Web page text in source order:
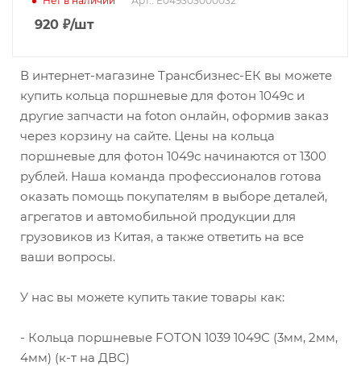
920 ₽/шт
В интернет-магазине Трансбизнес-ЕК вы можете
купить кольца поршневые для фотон 1049с и
другие запчасти на foton онлайн, оформив заказ
через корзину на сайте. Цены на кольца
поршневые для фотон 1049с начинаются от 1300
рублей. Наша команда профессионалов готова
оказать помощь покупателям в выборе деталей,
агрегатов и автомобильной продукции для
грузовиков из Китая, а также ответить на все
ваши вопросы.
У нас вы можете купить такие товары как:
- Кольца поршневые FOTON 1039 1049С (3мм, 2мм,
4мм) (к-т на ДВС)